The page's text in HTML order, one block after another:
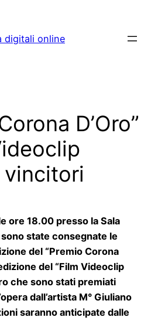
digitali online
D’Oro”
vincitori
ore 18.00 presso la Sala
state consegnate le
del “Premio Corona
del “Film Videoclip
che sono stati premiati
dall’artista M° Giuliano
saranno anticipate dalle